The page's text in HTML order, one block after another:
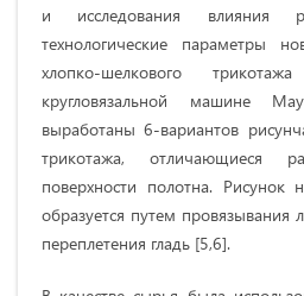
и исследования влияния
технологические параметры
хлопко-шелкового
кругловязальной машине
выработаны 6-вариантов
трикотажа, отличающиеся
поверхности полотна. Рисунок
образуется путем провязывания
переплетения гладь [5,6].